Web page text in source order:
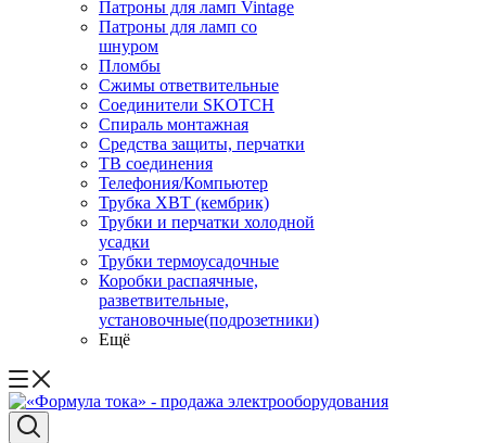
Патроны для ламп Vintage
Патроны для ламп со
шнуром
Пломбы
Сжимы ответвительные
Соединители SKOTCH
Спираль монтажная
Средства защиты, перчатки
ТВ соединения
Телефония/Компьютер
Трубка ХВТ (кембрик)
Трубки и перчатки холодной
усадки
Трубки термоусадочные
Коробки распаячные,
разветвительные,
установочные(подрозетники)
Ещё